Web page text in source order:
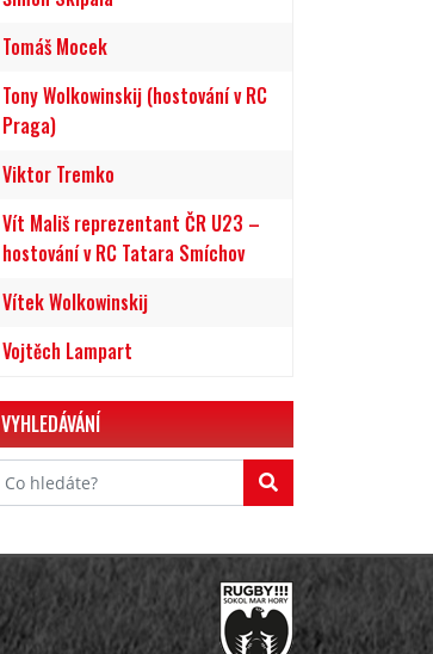
Tomáš Mocek
Tony Wolkowinskij (hostování v RC
Praga)
Viktor Tremko
Vít Mališ reprezentant ČR U23 –
hostování v RC Tatara Smíchov
Vítek Wolkowinskij
Vojtěch Lampart
VYHLEDÁVÁNÍ